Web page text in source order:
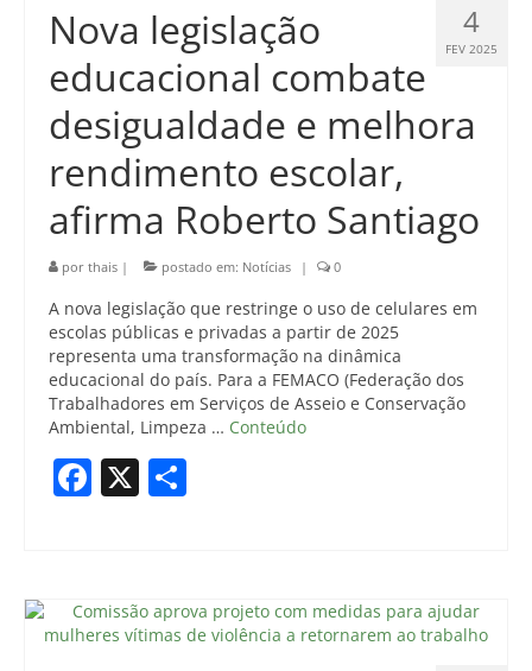
4
FEV 2025
Nova legislação
educacional combate
desigualdade e melhora
rendimento escolar,
afirma Roberto Santiago
por thais | postado em: Notícias | 0
A nova legislação que restringe o uso de celulares em
escolas públicas e privadas a partir de 2025
representa uma transformação na dinâmica
educacional do país. Para a FEMACO (Federação dos
Trabalhadores em Serviços de Asseio e Conservação
Ambiental, Limpeza … Conteúdo
Facebook
X